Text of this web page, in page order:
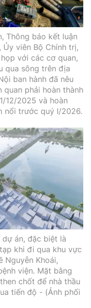
Thông báo kết luận
viên Bộ Chính trị,
với các cơ quan,
qua sông trên địa
ban hành đã nêu
phải hoàn thành
12/2025 và hoàn
nổi trước quý I/2026.
án, đặc biệt là
khi đi qua khu vực
Nguyễn Khoái,
viện. Mặt bằng
chốt để nhà thầu
tiến độ - (Ảnh phối